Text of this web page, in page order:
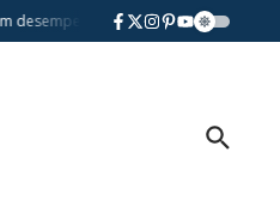
desempenho no Ideb e destaca